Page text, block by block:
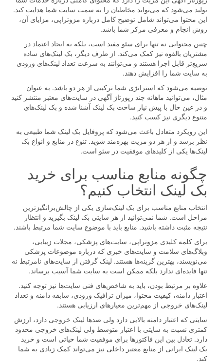
تولید می‌شود که می‌تواند مخاطبان را به سمت سایت شما هدایت کند.
این محتوا می‌تواند شامل توضیح کامل درباره مزوتراپی، مزایای آن،
روش انجام و معرفی مرکز شما باشد.
چنین محتوایی نه تنها برای سئو مفید است، بلکه به ایجاد اعتماد در
مشتریان بالقوه نیز کمک می‌کند. از طرف دیگر، بک لینک‌های ساده
سریع‌تر قابل اجرا هستند و می‌توانند به سرعت تعداد لینک‌های ورودی
به سایت شما را افزایش دهند.
توصیه می‌شود که استراتژی شما ترکیبی از هر دو باشد. به عنوان
مثال، می‌توانید ماهانه چند رپورتاژ آگهی در سایت‌های معتبر منتشر کنید
و در عین حال با پیش نیاز ساخت بک لینک آشنا شده و بک لینک‌های
متنوع دیگری نیز کسب کنید.
این رویکرد متعادل باعث می‌شود که پروفایل بک لینک شما طبیعی به
نظر برسد و از هر دو مزیت بهره‌مند شوید. تنوع در منابع و انواع بک
لینک‌ها یکی از کلیدهای موفقیت در سئو است.
چگونه منابع مناسب برای خرید
بک لینک انتخاب کنیم؟
انتخاب منابع مناسب برای بک لینک‌سازی یکی از چالش‌برانگیزترین
مراحل است. شما نمی‌توانید از هر سایتی بک لینک بگیرید و انتظار
نتیجه مثبت داشته باشید. منابع باید با موضوع سایت شما مرتبط باشند.
برای کلمه کلیدی مزوتراپی، سایت‌های پزشکی، مجلات زیبایی،
وبلاگ‌های سلامت و سایت‌های خبری که درباره موضوعات پزشکی
می‌نویسند، بهترین گزینه‌ها هستند. لینک گرفتن از سایت‌های نامرتبط نه
تنها فایده‌ای ندارد بلکه ممکن است به سایت شما آسیب برساند.
علاوه بر مرتبط بودن، باید به شاخص‌های فنی سایت‌ها نیز توجه کنید.
اعتبار دامنه، کیفیت محتوا، میزان ترافیک ورودی، سابقه دامنه و تعداد
لینک‌های خروجی از مهم‌ترین معیارهای ارزیابی هستند.
سایتی که اعتبار دامنه بالایی دارد ولی صدها لینک خروجی دارد، ارزش
کمتری نسبت به سایتی با اعتبار متوسط ولی لینک‌های خروجی محدود
دارد. تعادل بین این فاکتورها برای موفقیت شما حیاتی است و خرید
بک لینک ایرانی از منابع معتبر داخلی نیز می‌تواند کمک زیادی به شما
کند.